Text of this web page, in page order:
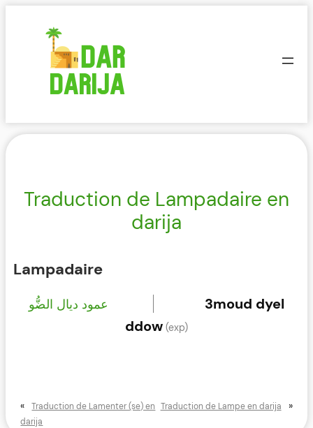
Traduction de Lampadaire en
darija
Lampadaire
عمود ديال الضُّو
3moud dyel
ddow (exp)
«
Traduction de Lamenter (se) en
darija
Traduction de Lampe en darija »